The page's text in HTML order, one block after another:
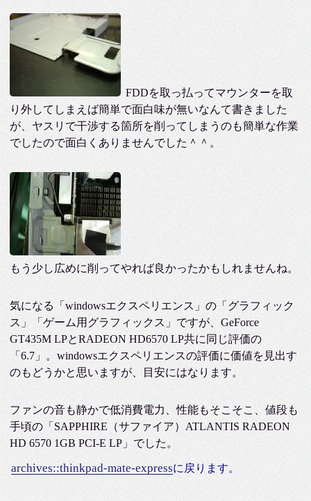
FDDを取っ払ってマウンターを取
り外してしまえば簡単で面白味が無いなんて書きました
が、ヤスリで干渉する箇所を削ってしまうのも簡単な作業
でしたので面白くありませんでした＾＾。
もう少し広めに削ってやれば良かったかもしれませんね。
気になる「windowsエクスペリエンス」の「グラフィック
ス」「ゲーム用グラフィックス」ですが、GeForce
GT435M LPとRADEON HD6570 LP共に同じ評価の
「6.7」。windowsエクスペリエンスの評価に価値を見出す
のもどうかと思いますが、目安にはなります。
ファンの音も静かで低消費電力、性能もそこそこ、値段も
手頃の「SAPPHIRE（サファイア）ATLANTIS RADEON
HD 6570 1GB PCI-E LP」でした。
archives::thinkpad-mate-expressに戻ります。